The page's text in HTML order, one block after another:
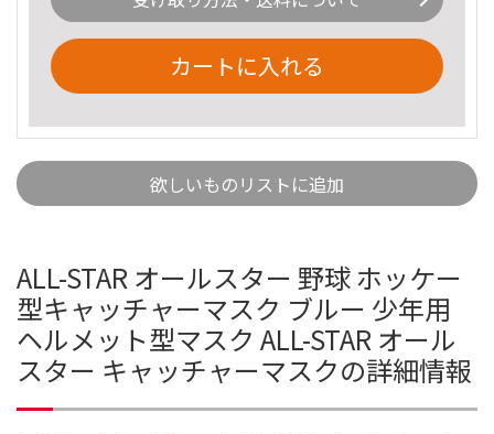
カートに入れる
欲しいものリストに追加
ALL-STAR オールスター 野球 ホッケー
型キャッチャーマスク ブルー 少年用
ヘルメット型マスク ALL-STAR オール
スター キャッチャーマスクの詳細情報